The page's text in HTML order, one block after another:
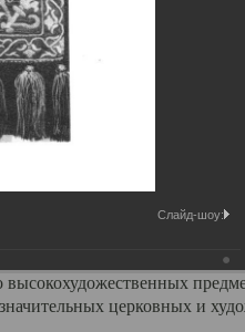
в себе яркую и
течениями России,
оправдывали его
города. Обширный и
с единственными нигде не
резных, символических
же с живописью,
интерьер Троицкого
собора, на
ризнице, библиотеке,
высокохудожественных
церковных и
Слайд-шоу: